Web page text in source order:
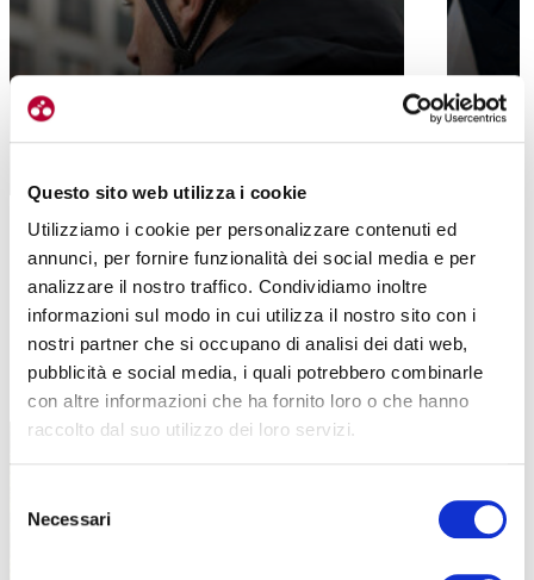
Questo sito web utilizza i cookie
Utilizziamo i cookie per personalizzare contenuti ed
annunci, per fornire funzionalità dei social media e per
analizzare il nostro traffico. Condividiamo inoltre
informazioni sul modo in cui utilizza il nostro sito con i
nostri partner che si occupano di analisi dei dati web,
pubblicità e social media, i quali potrebbero combinarle
con altre informazioni che ha fornito loro o che hanno
raccolto dal suo utilizzo dei loro servizi.
delNecessari
CITY STRIDE MIPS, DA UVEX UN CASCO
GRAVEL
UVEX I-
TUTTE LE CATEGORIE DEL MAGAZINE